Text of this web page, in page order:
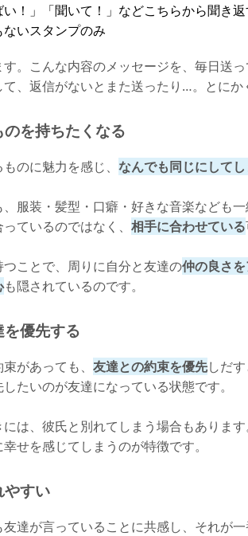
い！」「聞いて！」などこちらから聞き
いスタンプのみ
。こんな内容のメッセージを、毎日送
、返信がないとまた送ったり…。とにか
を持ちたくなる
のに魅力を感じ、 なんでも同じにしてし
服装・髪型・口癖・好きな音楽なども
ているのではなく、 相手に合わせている
つことで、周りに自分と友達の仲の良さ
も隠されているのです。
優先する
があっても、 友達との約束を優先しだ
たいのが友達になっている状態です。
は、彼氏と別れてしまう場合もありま
せを感じてしまうのが特徴です。
やすい
達が言っていることに共感し、それが